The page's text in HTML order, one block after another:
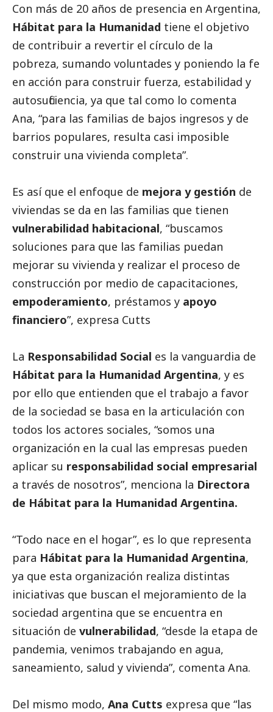
Con más de 20 años de presencia en Argentina,
Hábitat para la Humanidad tiene el objetivo
de contribuir a revertir el círculo de la
pobreza, sumando voluntades y poniendo la fe
en acción para construir fuerza, estabilidad y
autosuficiencia, ya que tal como lo comenta
Ana, “para las familias de bajos ingresos y de
barrios populares, resulta casi imposible
construir una vivienda completa”.
Es así que el enfoque de mejora y gestión de
viviendas se da en las familias que tienen
vulnerabilidad habitacional, “buscamos
soluciones para que las familias puedan
mejorar su vivienda y realizar el proceso de
construcción por medio de capacitaciones,
empoderamiento, préstamos y apoyo
financiero”, expresa Cutts
La Responsabilidad Social es la vanguardia de
Hábitat para la Humanidad Argentina, y es
por ello que entienden que el trabajo a favor
de la sociedad se basa en la articulación con
todos los actores sociales, “somos una
organización en la cual las empresas pueden
aplicar su responsabilidad social empresarial
a través de nosotros”, menciona la Directora
de Hábitat para la Humanidad Argentina.
“Todo nace en el hogar”, es lo que representa
para Hábitat para la Humanidad Argentina,
ya que esta organización realiza distintas
iniciativas que buscan el mejoramiento de la
sociedad argentina que se encuentra en
situación de vulnerabilidad, “desde la etapa de
pandemia, venimos trabajando en agua,
saneamiento, salud y vivienda”, comenta Ana.
Del mismo modo, Ana Cutts expresa que “las